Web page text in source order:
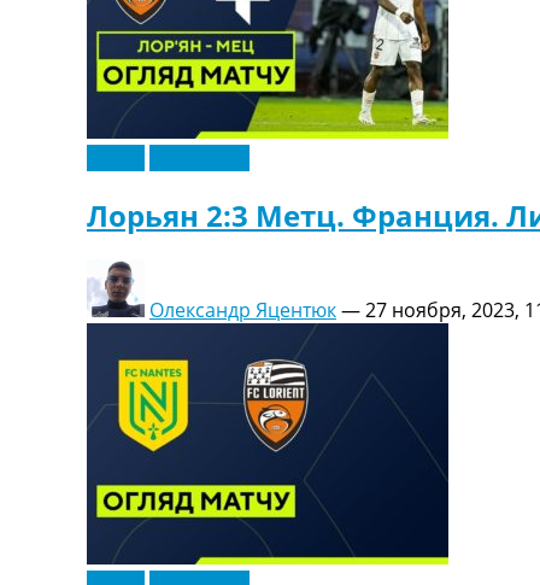
Лорьян 2:3 Метц. Франция.
Олександр Яцентюк—27 ноября, 2023,